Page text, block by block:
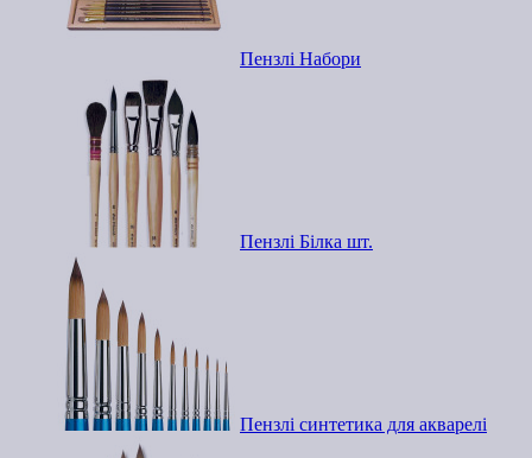
Пензлі Набори
Пензлі Білка шт.
Пензлі синтетика для акварелі